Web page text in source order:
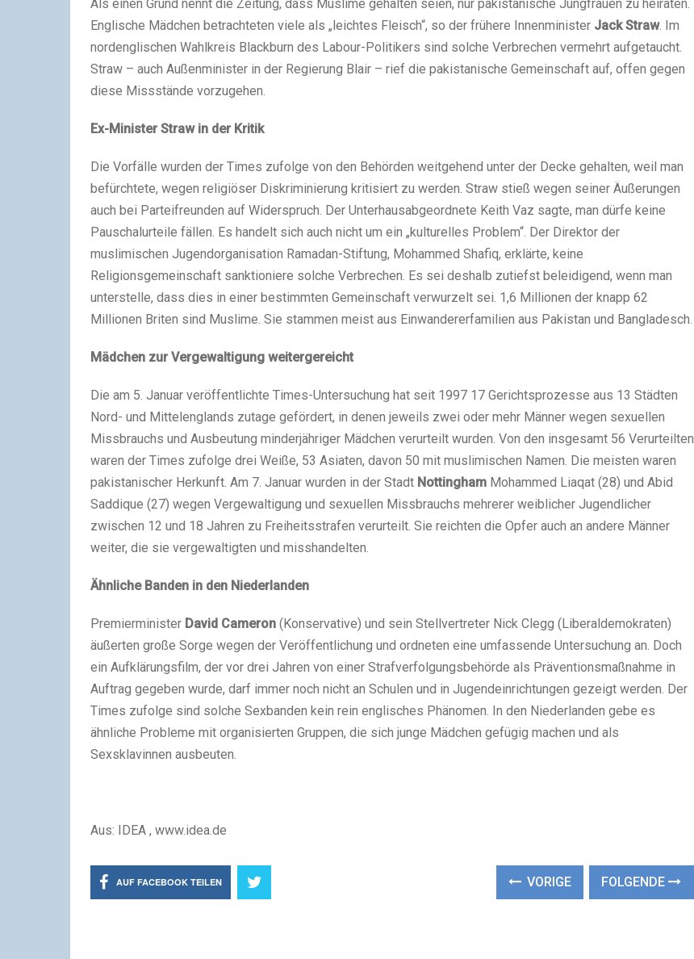
Als einen Grund nennt die Zeitung, dass Muslime gehalten seien, nur pakistanische Jungfrauen zu heiraten.
Englische Mädchen betrachteten viele als „leichtes Fleisch“, so der frühere Innenminister Jack Straw. Im
nordenglischen Wahlkreis Blackburn des Labour-Politikers sind solche Verbrechen vermehrt aufgetaucht.
Straw – auch Außenminister in der Regierung Blair – rief die pakistanische Gemeinschaft auf, offen gegen
diese Missstände vorzugehen.
Ex-Minister Straw in der Kritik
Die Vorfälle wurden der Times zufolge von den Behörden weitgehend unter der Decke gehalten, weil man
befürchtete, wegen religiöser Diskriminierung kritisiert zu werden. Straw stieß wegen seiner Äußerungen
auch bei Parteifreunden auf Widerspruch. Der Unterhausabgeordnete Keith Vaz sagte, man dürfe keine
Pauschalurteile fällen. Es handelt sich auch nicht um ein „kulturelles Problem“. Der Direktor der
muslimischen Jugendorganisation Ramadan-Stiftung, Mohammed Shafiq, erklärte, keine
Religionsgemeinschaft sanktioniere solche Verbrechen. Es sei deshalb zutiefst beleidigend, wenn man
unterstelle, dass dies in einer bestimmten Gemeinschaft verwurzelt sei. 1,6 Millionen der knapp 62
Millionen Briten sind Muslime. Sie stammen meist aus Einwandererfamilien aus Pakistan und Bangladesch.
Mädchen zur Vergewaltigung weitergereicht
Die am 5. Januar veröffentlichte Times-Untersuchung hat seit 1997 17 Gerichtsprozesse aus 13 Städten
Nord- und Mittelenglands zutage gefördert, in denen jeweils zwei oder mehr Männer wegen sexuellen
Missbrauchs und Ausbeutung minderjähriger Mädchen verurteilt wurden. Von den insgesamt 56 Verurteilten
waren der Times zufolge drei Weiße, 53 Asiaten, davon 50 mit muslimischen Namen. Die meisten waren
pakistanischer Herkunft. Am 7. Januar wurden in der Stadt Nottingham Mohammed Liaqat (28) und Abid
Saddique (27) wegen Vergewaltigung und sexuellen Missbrauchs mehrerer weiblicher Jugendlicher
zwischen 12 und 18 Jahren zu Freiheitsstrafen verurteilt. Sie reichten die Opfer auch an andere Männer
weiter, die sie vergewaltigten und misshandelten.
Ähnliche Banden in den Niederlanden
Premierminister David Cameron (Konservative) und sein Stellvertreter Nick Clegg (Liberaldemokraten)
äußerten große Sorge wegen der Veröffentlichung und ordneten eine umfassende Untersuchung an. Doch
ein Aufklärungsfilm, der vor drei Jahren von einer Strafverfolgungsbehörde als Präventionsmaßnahme in
Auftrag gegeben wurde, darf immer noch nicht an Schulen und in Jugendeinrichtungen gezeigt werden. Der
Times zufolge sind solche Sexbanden kein rein englisches Phänomen. In den Niederlanden gebe es
ähnliche Probleme mit organisierten Gruppen, die sich junge Mädchen gefügig machen und als
Sexsklavinnen ausbeuten.
Aus: IDEA , www.idea.de
AUF FACEBOOK TEILEN VORIGE FOLGENDE